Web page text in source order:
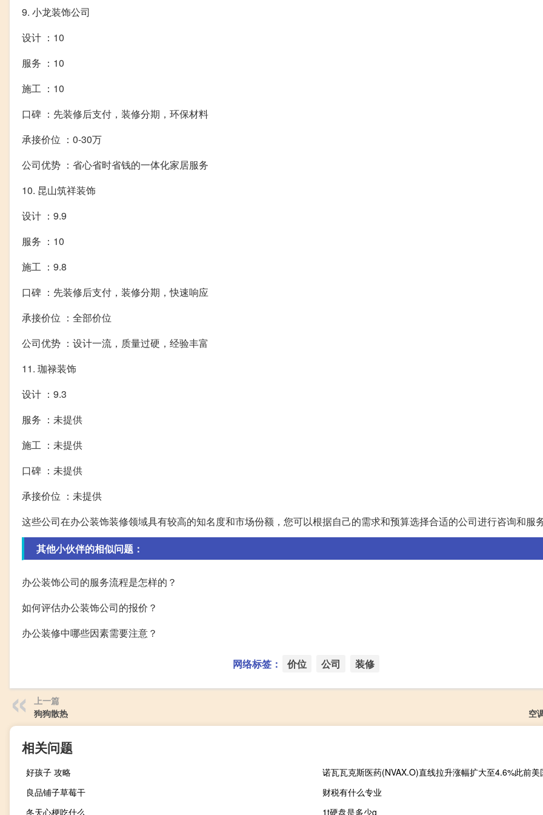
9. 小龙装饰公司
设计 ：10
服务 ：10
施工 ：10
口碑 ：先装修后支付，装修分期，环保材料
承接价位 ：0-30万
公司优势 ：省心省时省钱的一体化家居服务
10. 昆山筑祥装饰
设计 ：9.9
服务 ：10
施工 ：9.8
口碑 ：先装修后支付，装修分期，快速响应
承接价位 ：全部价位
公司优势 ：设计一流，质量过硬，经验丰富
11. 珈禄装饰
设计 ：9.3
服务 ：未提供
施工 ：未提供
口碑 ：未提供
承接价位 ：未提供
这些公司在办公装饰装修领域具有较高的知名度和市场份额，您可以根据自己的需求和预算选择合适的公司进行咨询和服
其他小伙伴的相似问题：
办公装饰公司的服务流程是怎样的？
如何评估办公装饰公司的报价？
办公装修中哪些因素需要注意？
网络标签： 价位 公司 装修
上一篇
狗狗散热
空
相关问题
好孩子 攻略
良品铺子草莓干
财税有什么专业
冬天心梗吃什么
1t硬盘是多少g